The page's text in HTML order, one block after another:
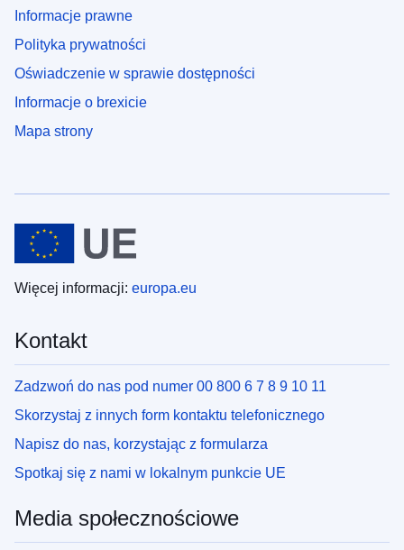
Informacje prawne
Polityka prywatności
Oświadczenie w sprawie dostępności
Informacje o brexicie
Mapa strony
Więcej informacji: europa.eu
Kontakt
Zadzwoń do nas pod numer 00 800 6 7 8 9 10 11
Skorzystaj z innych form kontaktu telefonicznego
Napisz do nas, korzystając z formularza
Spotkaj się z nami w lokalnym punkcie UE
Media społecznościowe